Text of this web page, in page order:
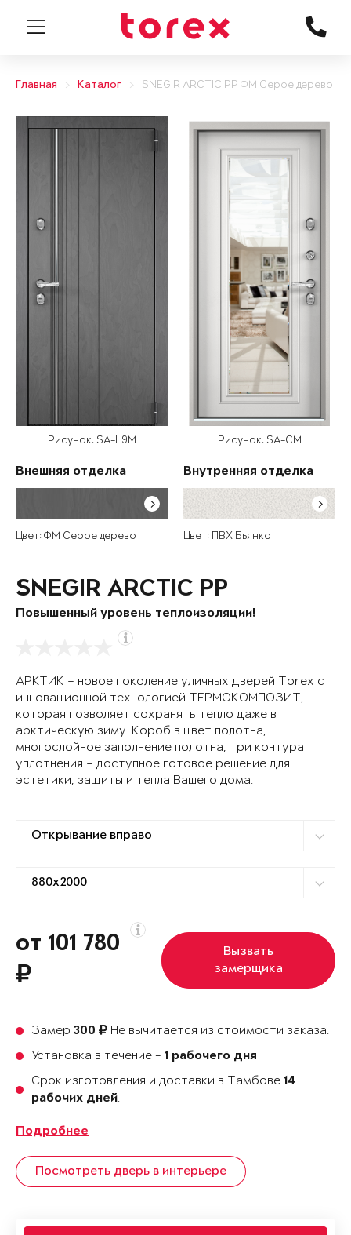
Главная Каталог SNEGIR ARCTIC PP ФМ Серое дерево
Рисунок: SA-L9M
Внешняя отделка
Цвет: ФМ Серое дерево
Рисунок: SA-CM
Внутренняя отделка
Цвет: ПВХ Бьянко
SNEGIR ARCTIC PP
Повышенный уровень теплоизоляции!
АРКТИК – новое поколение уличных дверей Torex с
инновационной технологией ТЕРМОКОМПОЗИТ,
которая позволяет сохранять тепло даже в
арктическую зиму. Короб в цвет полотна,
многослойное заполнение полотна, три контура
уплотнения – доступное готовое решение для
эстетики, защиты и тепла Вашего дома.
от 101 780
Вызвать
замерщика
Замер 300
Не вычитается из стоимости заказа.
Установка в течение - 1 рабочего дня
Срок изготовления и доставки в Тамбове 14
рабочих дней.
Подробнее
Посмотреть дверь в интерьере